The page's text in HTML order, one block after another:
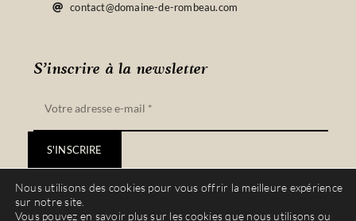
S’inscrire à la newsletter
S'INSCRIRE
contact@domaine-de-rombeau.com
Nous utilisons des cookies pour vous offrir la meilleure expérience
sur notre site.
Vous pouvez en savoir plus sur les cookies que nous utilisons ou